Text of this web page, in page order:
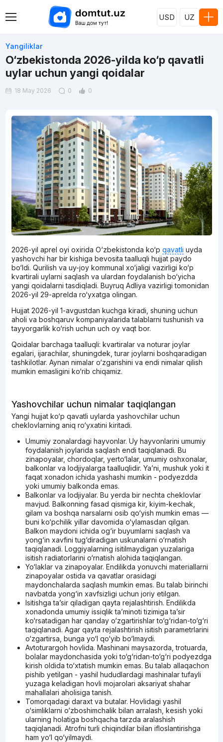
USD UZ
Yangiliklar
O‘zbekistonda 2026-yilda ko‘p qavatli
uylar uchun yangi qoidalar
18 May 2026 0 0
2026-yil aprel oyi oxirida O‘zbekistonda ko‘p qavatli uyda
yashovchi har bir kishiga bevosita taalluqli hujjat paydo
bo‘ldi. Qurilish va uy-joy kommunal xo‘jaligi vazirligi ko‘p
kvartirali uylarni saqlash va ulardan foydalanish bo‘yicha
yangi qoidalarni tasdiqladi. Buyruq Adliya vazirligi tomonidan
2026-yil 29-aprelda ro‘yxatga olingan.
Hujjat 2026-yil 1-avgustdan kuchga kiradi, shuning uchun
aholi va boshqaruv kompaniyalarida talablarni tushunish va
tayyorgarlik ko‘rish uchun uch oy vaqt bor.
Qoidalar barchaga taalluqli: kvartiralar va noturar joylar
egalari, ijarachilar, shuningdek, turar joylarni boshqaradigan
tashkilotlar. Aynan nimalar o‘zgarishini va endi nimalar qilish
mumkin emasligini ko‘rib chiqamiz.
Yashovchilar uchun nimalar taqiqlangan
Yangi hujjat ko‘p qavatli uylarda yashovchilar uchun
cheklovlarning aniq ro‘yxatini kiritadi.
Umumiy zonalardagi hayvonlar. Uy hayvonlarini umumiy
foydalanish joylarida saqlash endi taqiqlanadi. Bu
zinapoyalar, chordoqlar, yerto‘lalar, umumiy oshxonalar,
balkonlar va lodjiyalarga taalluqlidir. Ya’ni, mushuk yoki it
faqat xonadon ichida yashashi mumkin - podyezdda
yoki umumiy balkonda emas.
Balkonlar va lodjiyalar. Bu yerda bir nechta cheklovlar
mavjud. Balkonning fasad qismiga kir, kiyim-kechak,
gilam va boshqa narsalarni osib qo‘yish mumkin emas —
buni ko‘pchilik yillar davomida o‘ylamasdan qilgan.
Balkon maydoni ichida og‘ir buyumlarni saqlash va
yong‘in xavfini tug‘diradigan uskunalarni o‘rnatish
taqiqlanadi. Loggiyalarning isitilmaydigan yuzalariga
isitish radiatorlarini o‘rnatish alohida taqiqlangan.
Yo‘laklar va zinapoyalar. Endilikda yonuvchi materiallarni
zinapoyalar ostida va qavatlar orasidagi
maydonchalarda saqlash mumkin emas. Bu talab birinchi
navbatda yong‘in xavfsizligi uchun joriy etilgan.
Isitishga ta’sir qiladigan qayta rejalashtirish. Endilikda
xonadonda umumiy issiqlik ta’minoti tizimiga ta’sir
ko‘rsatadigan har qanday o‘zgartirishlar to‘g‘ridan-to‘g‘ri
taqiqlanadi. Agar qayta rejalashtirish isitish parametrlarini
o‘zgartirsa, bunga yo‘l qo‘yib bo‘lmaydi.
Avtoturargoh hovlida. Mashinani maysazorda, trotuarda,
bolalar maydonchasida yoki to‘g‘ridan-to‘g‘ri podyezdga
kirish oldida to‘xtatish mumkin emas. Bu talab allaqachon
pishib yetilgan - yashil hududlardagi mashinalar tufayli
yuzaga keladigan hovli mojarolari aksariyat shahar
mahallalari aholisiga tanish.
Tomorqadagi daraxt va butalar. Hovlidagi yashil
o‘simliklarni o‘zboshimchalik bilan arralash, kesish yoki
ularning holatiga boshqacha tarzda aralashish
taqiqlanadi. Atrofni turli chiqindilar bilan ifloslantirishga
ham yo‘l qo‘yilmaydi.